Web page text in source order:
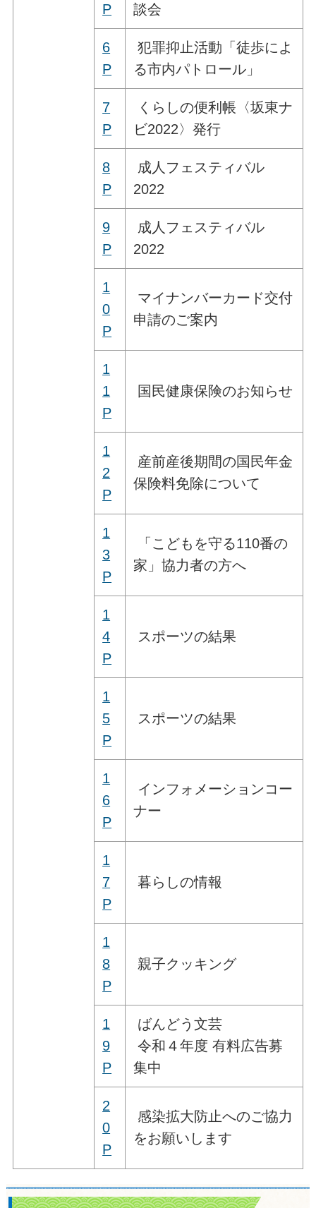
P
談会
6
P
犯罪抑止活動「徒歩によ
る市内パトロール」
7
P
くらしの便利帳〈坂東ナ
ビ2022〉発行
8
P
成人フェスティバル
2022
9
P
成人フェスティバル
2022
1
0
P
マイナンバーカード交付
申請のご案内
1
1
P
国民健康保険のお知らせ
1
2
P
産前産後期間の国民年金
保険料免除について
1
3
P
「こどもを守る110番の
家」協力者の方へ
1
4
P
スポーツの結果
1
5
P
スポーツの結果
1
6
P
インフォメーションコー
ナー
1
7
P
暮らしの情報
1
8
P
親子クッキング
1
9
P
ばんどう文芸
令和４年度 有料広告募
集中
2
0
P
感染拡大防止へのご協力
をお願いします